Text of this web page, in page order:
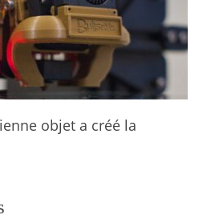
objet a créé la